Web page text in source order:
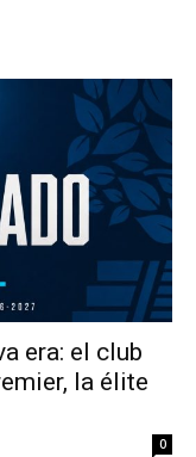
era: el club
la élite
0